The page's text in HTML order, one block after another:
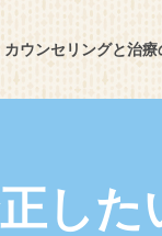
カウンセリングと治療
した